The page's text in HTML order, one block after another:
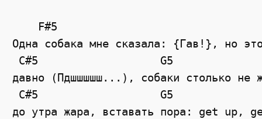
    F#5
Одна собака мне сказала: {Гав!}, но
C#5                   G5
давно (Пдшшшшш...), собаки столько не
C#5                   G5
до утра жара, вставать пора: get up,